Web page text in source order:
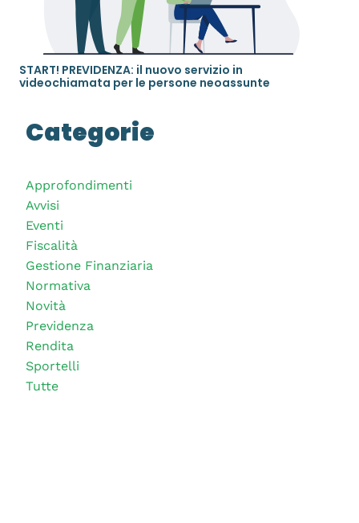
START! PREVIDENZA: il nuovo servizio in
videochiamata per le persone neoassunte
Categorie
Approfondimenti
Avvisi
Eventi
Fiscalità
Gestione Finanziaria
Normativa
Novità
Previdenza
Rendita
Sportelli
Tutte